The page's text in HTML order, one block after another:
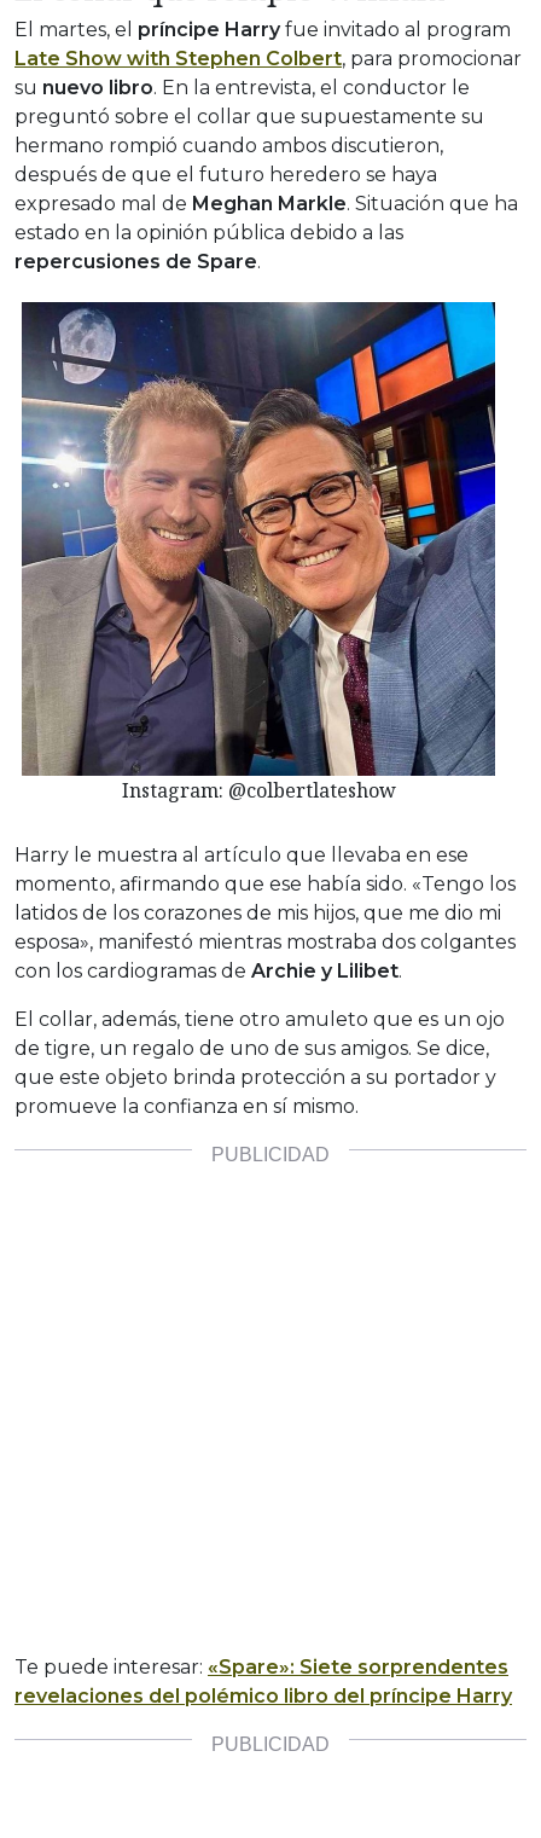
El martes, el príncipe Harryfue invitado al program
Late Show with Stephen Colbert, para promocionar
su nuevo libro. En la entrevista, el conductor le
preguntó sobre el collar que supuestamente su
hermano rompió cuando ambos discutieron,
después de que el futuro heredero se haya
expresado mal de Meghan Markle. Situación que ha
estado en la opinión pública debido a las
repercusiones de Spare.
Instagram: @colbertlateshow
Harry le muestra al artículo que llevaba en ese
momento, afirmando que ese había sido. «Tengo los
latidos de los corazones de mis hijos, que me dio mi
esposa», manifestó mientras mostraba dos colgantes
con los cardiogramas de Archie y Lilibet.
El collar, además, tiene otro amuleto que es un ojo
de tigre, un regalo de uno de sus amigos. Se dice,
que este objeto brinda protección a su portador y
promueve la confianza en sí mismo.
Te puede interesar: «Spare»: Siete sorprendentes
revelaciones del polémico libro del príncipe Harry